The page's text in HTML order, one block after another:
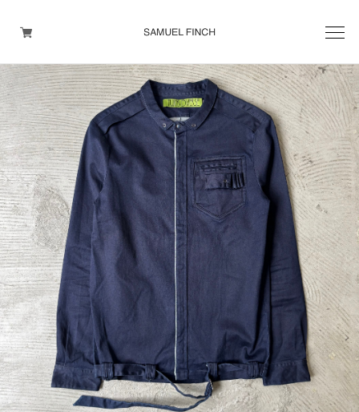
Men's
Maison Martin Margiela
Helmut Lang
Yohji Yamamoto
Other brands
TOPS
OUTER WEAR
BOTTOMS